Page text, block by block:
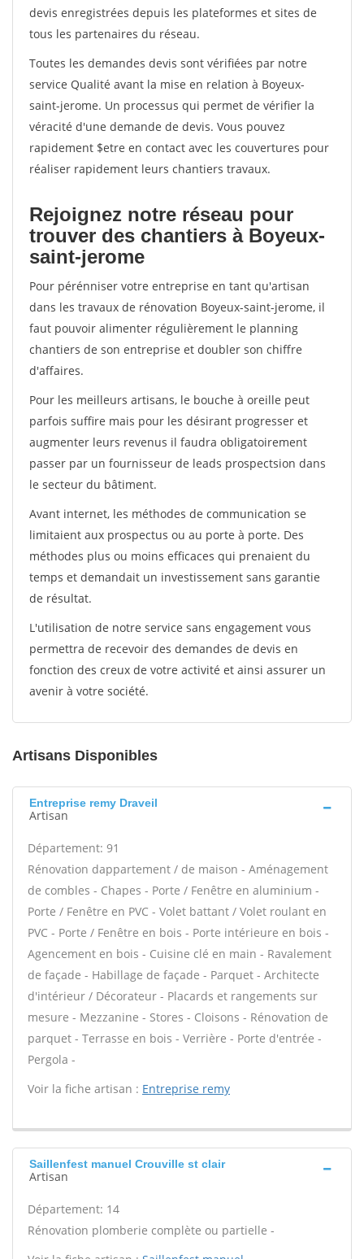
devis enregistrées depuis les plateformes et sites de
tous les partenaires du réseau.
Toutes les demandes devis sont vérifiées par notre
service Qualité avant la mise en relation à Boyeux-
saint-jerome. Un processus qui permet de vérifier la
véracité d'une demande de devis. Vous pouvez
rapidement $etre en contact avec les couvertures pour
réaliser rapidement leurs chantiers travaux.
Rejoignez notre réseau pour
trouver des chantiers à Boyeux-
saint-jerome
Pour pérénniser votre entreprise en tant qu'artisan
dans les travaux de rénovation Boyeux-saint-jerome, il
faut pouvoir alimenter régulièrement le planning
chantiers de son entreprise et doubler son chiffre
d'affaires.
Pour les meilleurs artisans, le bouche à oreille peut
parfois suffire mais pour les désirant progresser et
augmenter leurs revenus il faudra obligatoirement
passer par un fournisseur de leads prospectsion dans
le secteur du bâtiment.
Avant internet, les méthodes de communication se
limitaient aux prospectus ou au porte à porte. Des
méthodes plus ou moins efficaces qui prenaient du
temps et demandait un investissement sans garantie
de résultat.
L'utilisation de notre service sans engagement vous
permettra de recevoir des demandes de devis en
fonction des creux de votre activité et ainsi assurer un
avenir à votre société.
Artisans Disponibles
Entreprise remy Draveil
Artisan
Département: 91
Rénovation dappartement / de maison - Aménagement
de combles - Chapes - Porte / Fenêtre en aluminium -
Porte / Fenêtre en PVC - Volet battant / Volet roulant en
PVC - Porte / Fenêtre en bois - Porte intérieure en bois -
Agencement en bois - Cuisine clé en main - Ravalement
de façade - Habillage de façade - Parquet - Architecte
d'intérieur / Décorateur - Placards et rangements sur
mesure - Mezzanine - Stores - Cloisons - Rénovation de
parquet - Terrasse en bois - Verrière - Porte d'entrée -
Pergola -
Voir la fiche artisan : Entreprise remy
Saillenfest manuel Crouville st clair
Artisan
Département: 14
Rénovation plomberie complète ou partielle -